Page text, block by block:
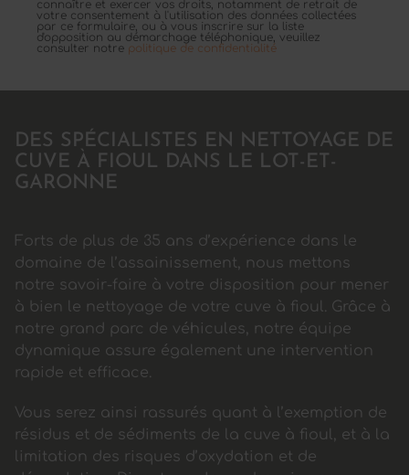
connaître et exercer vos droits, notamment de retrait de
votre consentement à l'utilisation des données collectées
par ce formulaire, ou à vous inscrire sur la liste
d'opposition au démarchage téléphonique, veuillez
consulter notre politique de confidentialité
DES SPÉCIALISTES EN NETTOYAGE DE
CUVE À FIOUL DANS LE LOT-ET-
GARONNE
Forts de plus de 35 ans d’expérience dans le
domaine de l’assainissement, nous mettons
notre savoir-faire à votre disposition pour mener
à bien le nettoyage de votre cuve à fioul. Grâce à
notre grand parc de véhicules, notre équipe
dynamique assure également une intervention
rapide et efficace.
Vous serez ainsi rassurés quant à l’exemption de
résidus et de sédiments de la cuve à fioul, et à la
limitation des risques d’oxydation et de